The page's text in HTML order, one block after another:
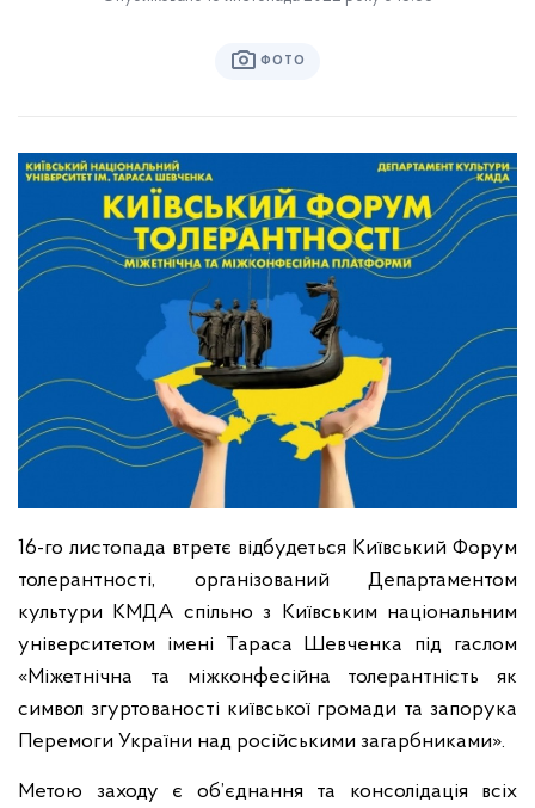
ФОТО
16-го листопада втретє відбудеться Київський Форум
толерантності, організований Департаментом
культури КМДА спільно з Київським національним
університетом імені Тараса Шевченка під гаслом
«Міжетнічна та міжконфесійна толерантність як
символ згуртованості київської громади та запорука
Перемоги України над російськими загарбниками».
Метою заходу є об’єднання та консолідація всіх